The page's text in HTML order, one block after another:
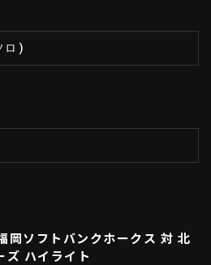
ァイターズ
ンイーグルス
ァローズ
ホークス
ロ )
岡ソフトバンクホークス 対 北
ズ ハイライト